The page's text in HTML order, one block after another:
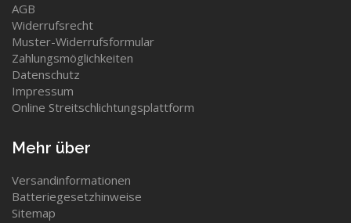
AGB
Widerrufsrecht
Muster-Widerrufsformular
Zahlungsmöglichkeiten
Datenschutz
Impressum
Online Streitschlichtungsplattform
Mehr über
Versandinformationen
Batteriegesetzhinweise
Sitemap